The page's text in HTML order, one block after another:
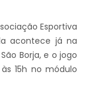
Esportiva
acontece já na
Borja, e o jogo
15h no módulo